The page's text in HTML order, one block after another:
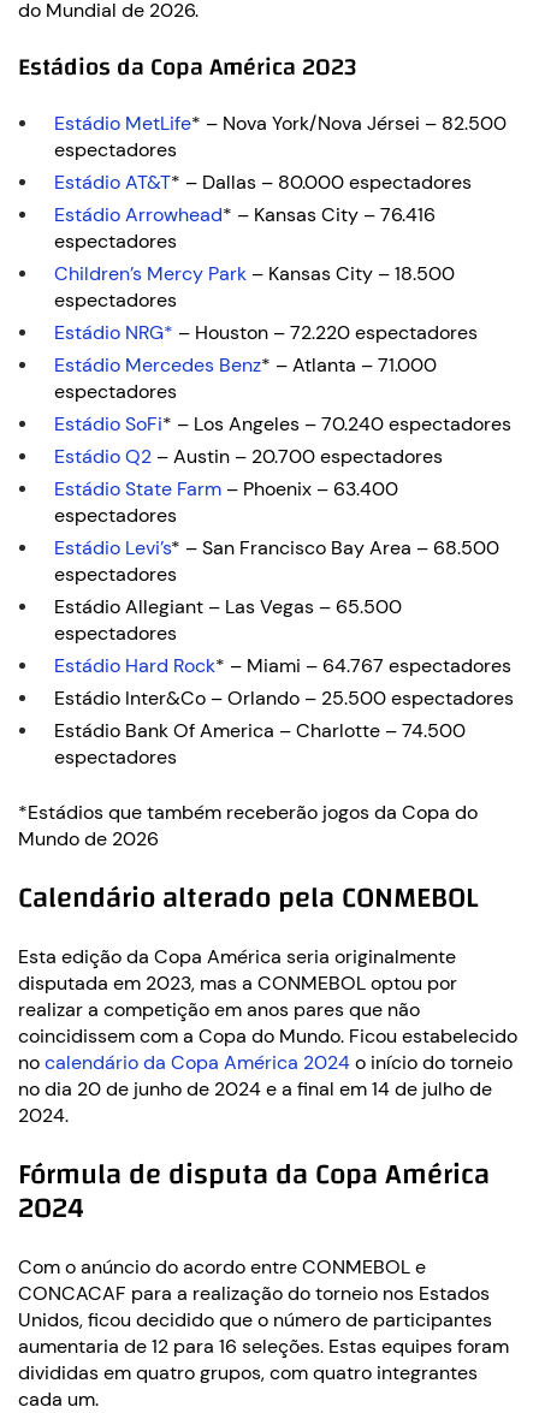
do Mundial de 2026.
Estádios da Copa América 2023
Estádio MetLife* – Nova York/Nova Jérsei – 82.500
espectadores
Estádio AT&T* – Dallas – 80.000 espectadores
Estádio Arrowhead* – Kansas City – 76.416
espectadores
Children’s Mercy Park – Kansas City – 18.500
espectadores
Estádio NRG* – Houston – 72.220 espectadores
Estádio Mercedes Benz* – Atlanta – 71.000
espectadores
Estádio SoFi* – Los Angeles – 70.240 espectadores
Estádio Q2 – Austin – 20.700 espectadores
Estádio State Farm – Phoenix – 63.400
espectadores
Estádio Levi’s* – San Francisco Bay Area – 68.500
espectadores
Estádio Allegiant – Las Vegas – 65.500
espectadores
Estádio Hard Rock* – Miami – 64.767 espectadores
Estádio Inter&Co – Orlando – 25.500 espectadores
Estádio Bank Of America – Charlotte – 74.500
espectadores
*Estádios que também receberão jogos da Copa do
Mundo de 2026
Calendário alterado pela CONMEBOL
Esta edição da Copa América seria originalmente
disputada em 2023, mas a CONMEBOL optou por
realizar a competição em anos pares que não
coincidissem com a Copa do Mundo. Ficou estabelecido
nocalendário da Copa América 2024o início do torneio
no dia 20 de junho de 2024 e a final em 14 de julho de
2024.
Fórmula de disputa da Copa América
2024
Com o anúncio do acordo entre CONMEBOL e
CONCACAF para a realização do torneio nos Estados
Unidos, ficou decidido que o número de participantes
aumentaria de 12 para 16 seleções. Estas equipes foram
divididas em quatro grupos, com quatro integrantes
cada um.